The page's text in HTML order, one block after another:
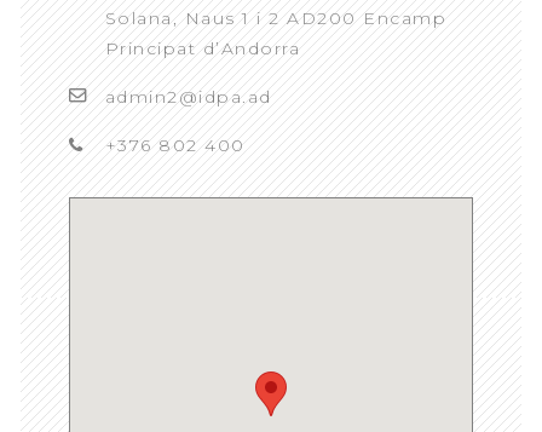
Solana, Naus 1 i 2 AD200 Encamp
Principat d’Andorra
admin2@idpa.ad
+376 802 400